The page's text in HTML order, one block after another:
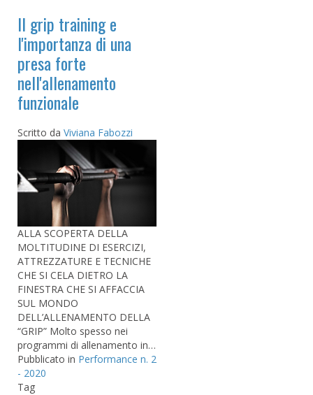
Il grip training e
l'importanza di una
presa forte
nell'allenamento
funzionale
Scritto da Viviana Fabozzi
ALLA SCOPERTA DELLA
MOLTITUDINE DI ESERCIZI,
ATTREZZATURE E TECNICHE
CHE SI CELA DIETRO LA
FINESTRA CHE SI AFFACCIA
SUL MONDO
DELL’ALLENAMENTO DELLA
“GRIP” Molto spesso nei
programmi di allenamento in…
Pubblicato in Performance n. 2
- 2020
Tag